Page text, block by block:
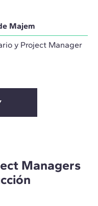
Majem
y Project Manager
Managers